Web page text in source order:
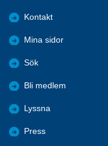
Kontakt
Mina sidor
Sök
Bli medlem
Lyssna
Press